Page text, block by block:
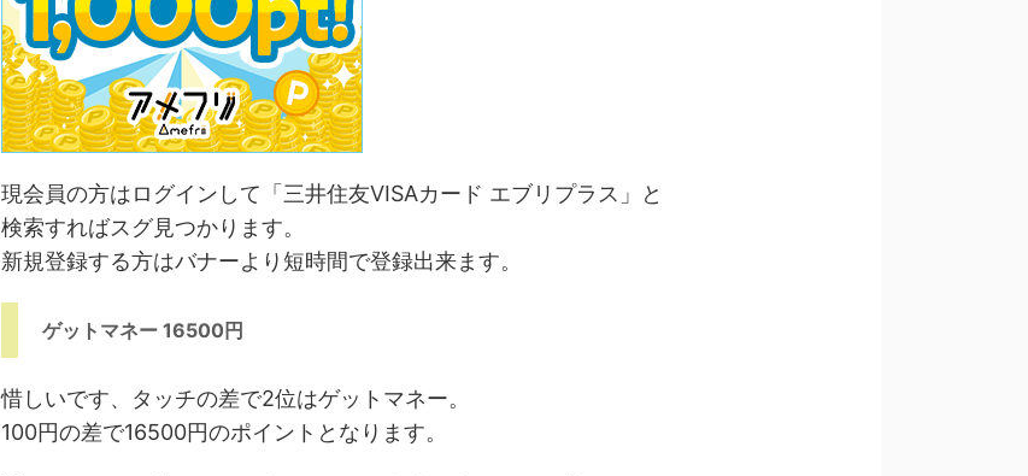
現会員の方はログインして「三井住友VISAカード エブリプラス」と
検索すればスグ見つかります。
新規登録する方はバナーより短時間で登録出来ます。
ゲットマネー 16500円
惜しいです、タッチの差で2位はゲットマネー。
100円の差で16500円のポイントとなります。